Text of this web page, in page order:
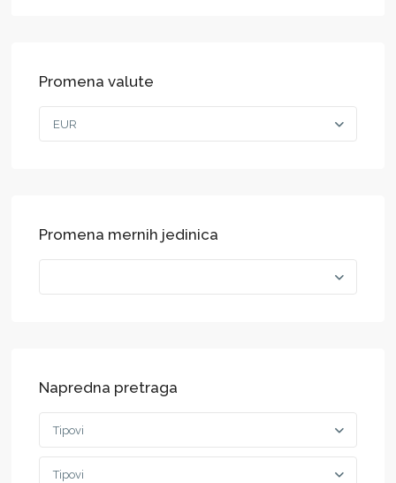
Promena valute
EUR
Promena mernih jedinica
Napredna pretraga
Tipovi
Tipovi